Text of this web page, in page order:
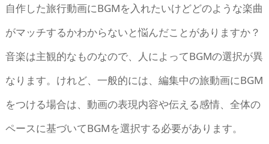
自作した旅行動画にBGMを入れたいけどどのような楽曲
がマッチするかわからないと悩んだことがありますか？
音楽は主観的なものなので、人によってBGMの選択が異
なります。けれど、一般的には、編集中の旅動画にBGM
をつける場合は、動画の表現内容や伝える感情、全体の
ペースに基づいてBGMを選択する必要があります。